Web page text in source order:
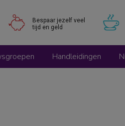
Bespaar jezelf veel
tijd en geld
Handleidingen